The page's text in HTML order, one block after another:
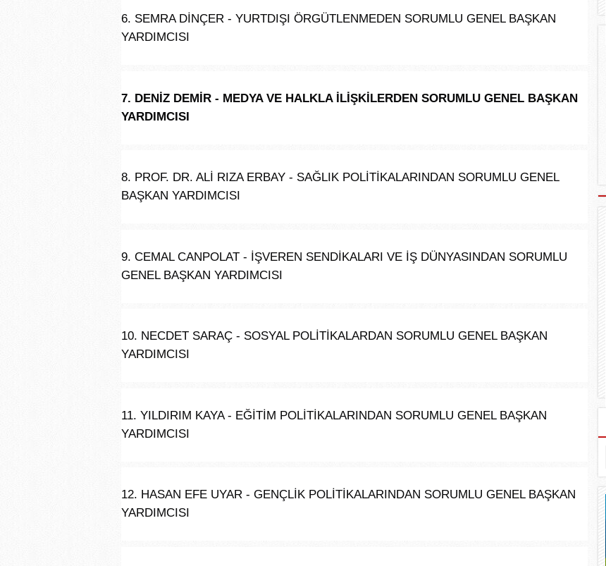
6. SEMRA DİNÇER - YURTDIŞI ÖRGÜTLENMEDEN SORUMLU GENEL BAŞKAN
YARDIMCISI
7. DENİZ DEMİR - MEDYA VE HALKLA İLİŞKİLERDEN SORUMLU GENEL BAŞKAN
YARDIMCISI
8. PROF. DR. ALİ RIZA ERBAY - SAĞLIK POLİTİKALARINDAN SORUMLU GENEL
BAŞKAN YARDIMCISI
9. CEMAL CANPOLAT - İŞVEREN SENDİKALARI VE İŞ DÜNYASINDAN SORUMLU
GENEL BAŞKAN YARDIMCISI
10. NECDET SARAÇ - SOSYAL POLİTİKALARDAN SORUMLU GENEL BAŞKAN
YARDIMCISI
11. YILDIRIM KAYA - EĞİTİM POLİTİKALARINDAN SORUMLU GENEL BAŞKAN
YARDIMCISI
12. HASAN EFE UYAR - GENÇLİK POLİTİKALARINDAN SORUMLU GENEL BAŞKAN
YARDIMCISI